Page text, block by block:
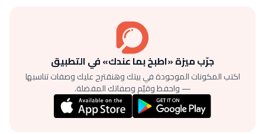
جرّب ميزة «اطبخ بما عندك» في التطبيق
اكتب المكونات الموجودة في بيتك وهنقترح عليك وصفات تناسبها
— واحفظ وقيّم وصفاتك المفضلة.